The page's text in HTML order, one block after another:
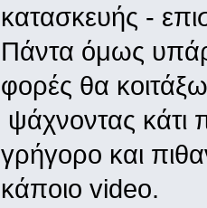
κατασκευής -
Πάντα όμως
φορές θα
ψάχνοντας κάτι
γρήγορο και
κάποιο video.